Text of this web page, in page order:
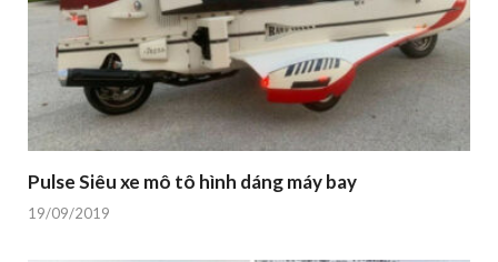
Pulse Siêu xe mô tô hình dáng máy bay
19/09/2019